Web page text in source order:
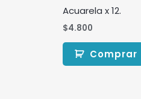
Acuarela x 12.
$4.800
Comprar